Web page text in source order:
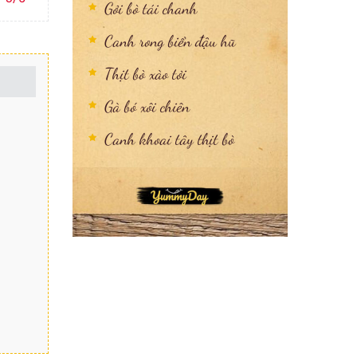
Gỏi bò tái chanh
Canh rong biển đậu hũ
Thịt bò xào tỏi
Gà bó xôi chiên
Canh khoai tây thịt bò